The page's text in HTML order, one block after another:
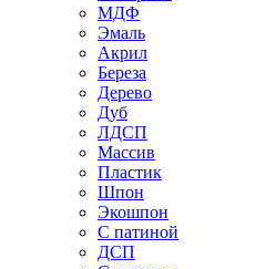
МДФ
Эмаль
Акрил
Береза
Дерево
Дуб
ЛДСП
Массив
Пластик
Шпон
Экошпон
С патиной
ДСП